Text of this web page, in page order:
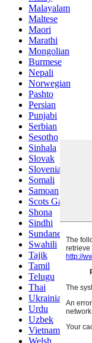
Malayalam
Maltese
Maori
Marathi
Mongolian
Burmese
Nepali
Norwegian
Pashto
Persian
Punjabi
Serbian
Sesotho
Sinhala
Slovak
Slovenian
Somali
Samoan
Scots Gaelic
Shona
Sindhi
Sundanese
Swahili
Tajik
Tamil
Telugu
Thai
Ukrainian
Urdu
Uzbek
Vietnamese
Welsh